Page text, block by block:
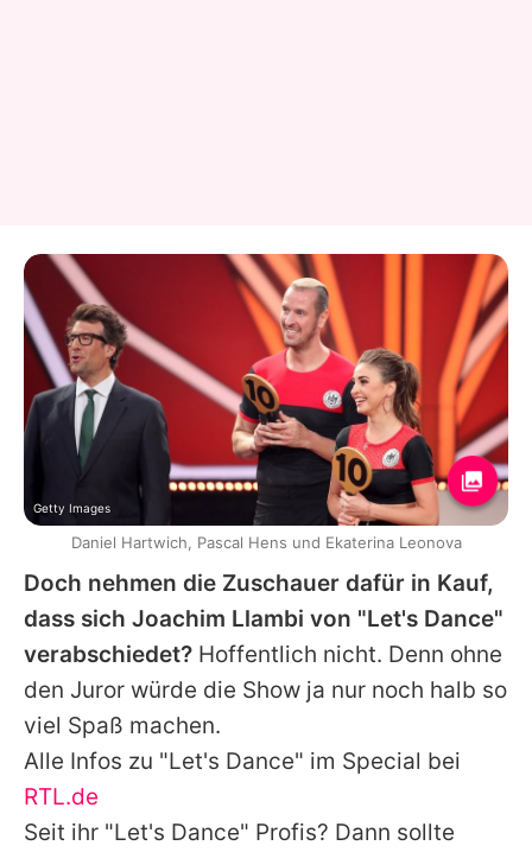
Doch nehmen die Zuschauer dafür in Kauf,
dass sich Joachim Llambi von "Let's Dance"
verabschiedet? Hoffentlich nicht. Denn ohne
den Juror würde die Show ja nur noch halb so
viel Spaß machen.
Alle Infos zu "Let's Dance" im Special bei
RTL.de
Seit ihr "Let's Dance" Profis? Dann sollte
Getty Images
Daniel Hartwich, Pascal Hens und Ekaterina Leonova